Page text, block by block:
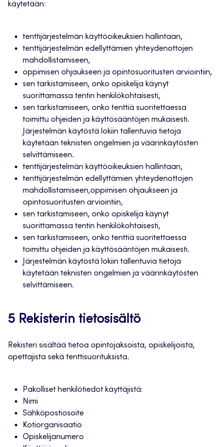
käytetään:
tenttijärjestelmän käyttöoikeuksien hallintaan,
tenttijärjestelmän edellyttämien yhteydenottojen
mahdollistamiseen,
oppimisen ohjaukseen ja opintosuoritusten arviointiin,
sen tarkistamiseen, onko opiskelija käynyt
suorittamassa tentin henkilökohtaisesti,
sen tarkistamiseen, onko tenttiä suoritettaessa
toimittu ohjeiden ja käyttösääntöjen mukaisesti.
Järjestelmän käytöstä lokiin tallentuvia tietoja
käytetään teknisten ongelmien ja väärinkäytösten
selvittämiseen.
tenttijärjestelmän käyttöoikeuksien hallintaan,
tenttijärjestelmän edellyttämien yhteydenottojen
mahdollistamiseen,oppimisen ohjaukseen ja
opintosuoritusten arviointiin,
sen tarkistamiseen, onko opiskelija käynyt
suorittamassa tentin henkilökohtaisesti,
sen tarkistamiseen, onko tenttiä suoritettaessa
toimittu ohjeiden ja käyttösääntöjen mukaisesti.
Järjestelmän käytöstä lokiin tallentuvia tietoja
käytetään teknisten ongelmien ja väärinkäytösten
selvittämiseen.
5 Rekisterin tietosisältö
Rekisteri sisältää tietoa opintojaksoista, opiskelijoista,
opettajista sekä tenttisuorituksista.
Pakolliset henkilötiedot käyttäjistä:
Nimi
Sähköpostiosoite
Kotiorganisaatio
Opiskelijanumero